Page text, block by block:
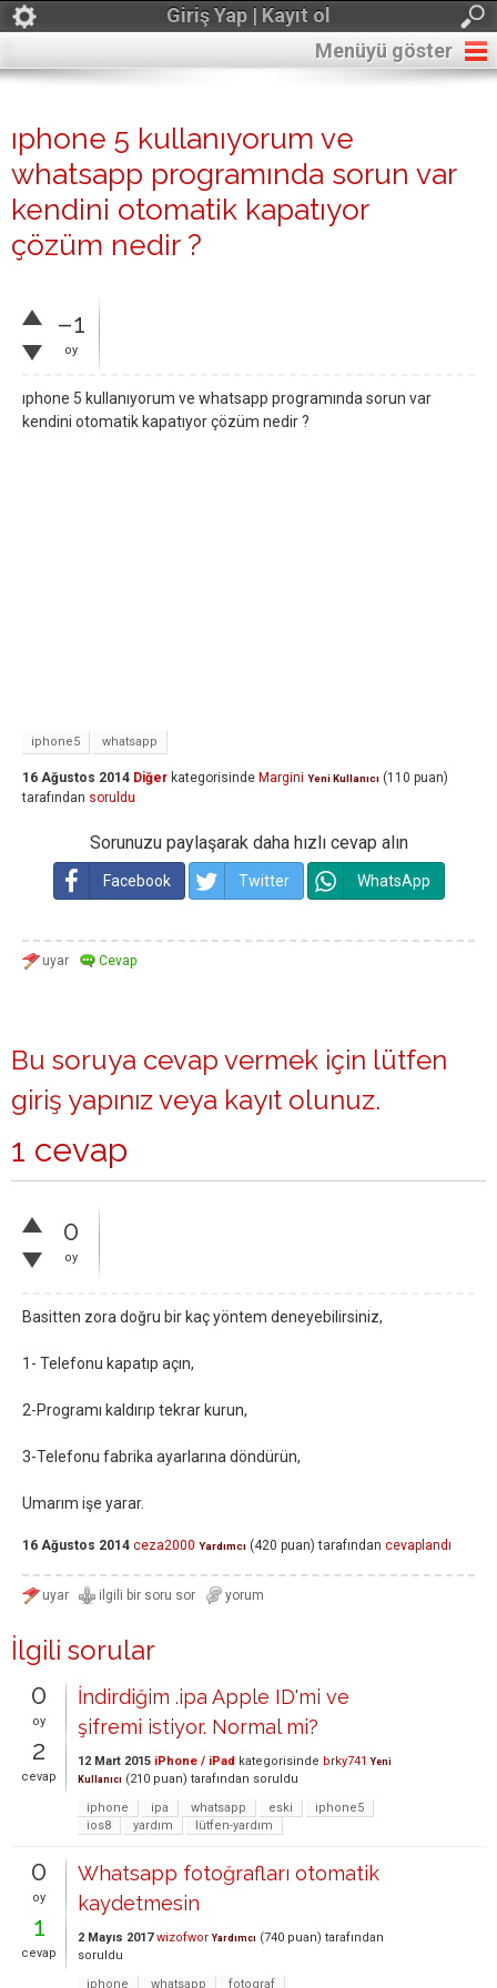
Giriş Yap | Kayıt ol
Menüyü göster
ıphone 5 kullanıyorum ve
whatsapp programında sorun var
kendini otomatik kapatıyor
çözüm nedir ?
–1
oy
ıphone 5 kullanıyorum ve whatsapp programında sorun var
kendini otomatik kapatıyor çözüm nedir ?
iphone5 whatsapp
16 Ağustos 2014 Diğer kategorisinde Margini Yeni Kullanıcı (110 puan)
tarafından soruldu
Sorunuzu paylaşarak daha hızlı cevap alın
Facebook Twitter WhatsApp
Bu soruya cevap vermek için lütfen
giriş yapınız veya kayıt olunuz.
1 cevap
0
oy
Basitten zora doğru bir kaç yöntem deneyebilirsiniz,
1- Telefonu kapatıp açın,
2-Programı kaldırıp tekrar kurun,
3-Telefonu fabrika ayarlarına döndürün,
Umarım işe yarar.
16 Ağustos 2014 ceza2000 Yardımcı (420 puan) tarafından cevaplandı
İlgili sorular
0
oy
2
cevap
İndirdiğim .ipa Apple ID'mi ve
şifremi istiyor. Normal mi?
12 Mart 2015 iPhone / iPad kategorisinde brky741 Yeni
Kullanıcı (210 puan) tarafından soruldu
iphone
ipa whatsapp eski
iphone5
ios8
yardım lütfen-yardım
0
oy
1
cevap
Whatsapp fotoğrafları otomatik
kaydetmesin
2 Mayıs 2017 wizofwor Yardımcı (740 puan) tarafından
soruldu
iphone
whatsapp fotograf